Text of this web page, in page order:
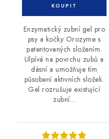
Enzymatický zubní gel pro
psy a kočky Orozyme s
patentovaných složením.
Ulpívá na povrchu zubů a
dásní a umožňuje tím
působení aktivních složek.
Gel rozrušuje existující
zubní...